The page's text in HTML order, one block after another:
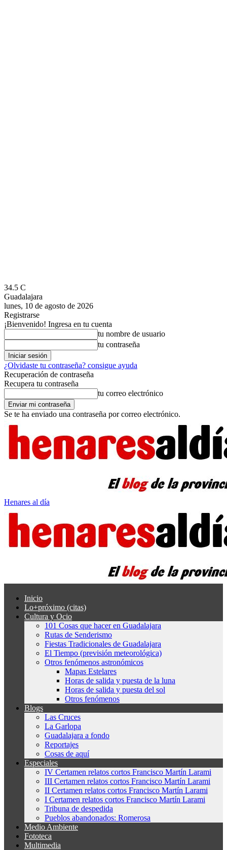
34.5 C
Guadalajara
lunes, 10 de agosto de 2026
Registrarse
¡Bienvenido! Ingresa en tu cuenta
tu nombre de usuario
tu contraseña
¿Olvidaste tu contraseña? consigue ayuda
Recuperación de contraseña
Recupera tu contraseña
tu correo electrónico
Se te ha enviado una contraseña por correo electrónico.
Henares al día
Inicio
Lo+próximo (citas)
Cultura y Ocio
101 Cosas que hacer en Guadalajara
Rutas de Senderismo
Fiestas Tradicionales de Guadalajara
El Tiempo (previsión meteorológica)
Otros fenómenos astronómicos
Mapas Estelares
Horas de salida y puesta de la luna
Horas de salida y puesta del sol
Otros fenómenos
Blogs
Las Cruces
La Garlopa
Guadalajara a fondo
Reportajes
Cosas de aquí
Especiales
IV Certamen relatos cortos Francisco Martín Larami
III Certamen relatos cortos Francisco Martín Larami
II Certamen relatos cortos Francisco Martín Larami
I Certamen relatos cortos Francisco Martín Larami
Tribuna de despedida
Pueblos abandonados: Romerosa
Medio Ambiente
Fototeca
Multimedia